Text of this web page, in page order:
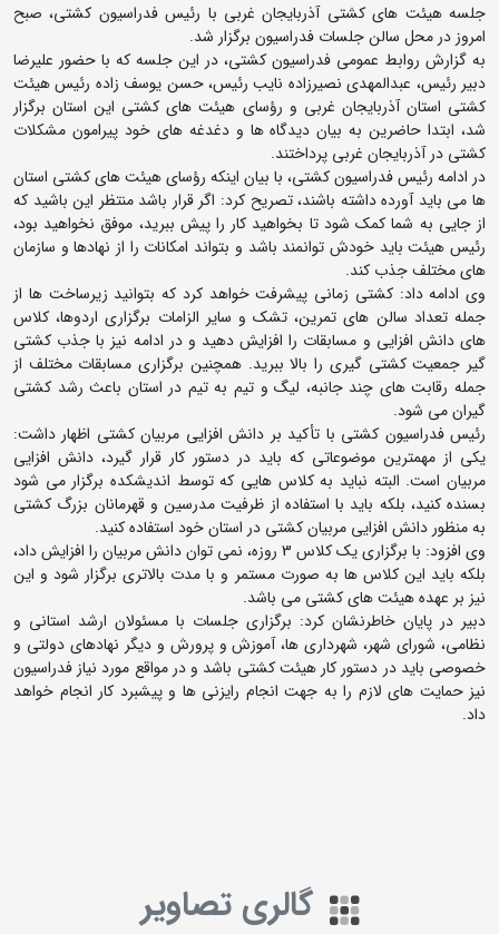
جلسه هیئت های کشتی آذربایجان غربی با رئیس فدراسیون کشتی، صبح
امروز در محل سالن جلسات فدراسیون برگزار شد.
به گزارش روابط عمومی فدراسیون کشتی،‌ در این جلسه که با حضور علیرضا
دبیر رئیس، عبدالمهدی نصیرزاده نایب رئیس، حسن یوسف زاده رئیس هیئت
کشتی استان آذربایجان غربی و رؤسای هیئت های کشتی این استان برگزار
شد، ابتدا حاضرین به بیان دیدگاه ها و دغدغه های خود پیرامون مشکلات
کشتی در آذربایجان غربی پرداختند.
در ادامه رئیس فدراسیون کشتی،‌ با بیان اینکه رؤسای هیئت های کشتی استان
ها می باید آورده داشته باشند، تصریح کرد: اگر قرار باشد منتظر این باشید که
از جایی به شما کمک شود تا بخواهید کار را پیش ببرید، موفق نخواهید بود،
رئیس هیئت باید خودش توانمند باشد و بتواند امکانات را از نهادها و سازمان
های مختلف جذب کند.
وی ادامه داد: کشتی زمانی پیشرفت خواهد کرد که بتوانید زیرساخت ها از
جمله تعداد سالن های تمرین،‌ تشک و سایر الزامات برگزاری اردوها، کلاس
های دانش افزایی و مسابقات را افزایش دهید و در ادامه نیز با جذب کشتی
گیر جمعیت کشتی گیری را بالا ببرید. همچنین برگزاری مسابقات مختلف از
جمله رقابت های چند جانبه، لیگ و تیم به تیم در استان باعث رشد کشتی
گیران می شود.
رئیس فدراسیون کشتی با تأکید بر دانش افزایی مربیان کشتی اظهار داشت:
یکی از مهمترین موضوعاتی که باید در دستور کار قرار گیرد، دانش افزایی
مربیان است. البته نباید به کلاس هایی که توسط اندیشکده برگزار می شود
بسنده کنید، بلکه باید با استفاده از ظرفیت مدرسین و قهرمانان بزرگ کشتی
به منظور دانش افزایی مربیان کشتی در استان خود استفاده کنید.
وی افزود: با برگزاری یک کلاس 3 روزه، نمی توان دانش مربیان را افزایش داد،‌
بلکه باید این کلاس ها به صورت مستمر و با مدت بالاتری برگزار شود و این
نیز بر عهده هیئت های کشتی می باشد.
دبیر در پایان خاطرنشان کرد: برگزاری جلسات با مسئولان ارشد استانی و
نظامی، شورای شهر،‌ شهرداری ها، آموزش و پرورش و دیگر نهادهای دولتی و
خصوصی باید در دستور کار هیئت کشتی باشد و در مواقع مورد نیاز فدراسیون
نیز حمایت های لازم را به جهت انجام رایزنی ها و پیشبرد کار انجام خواهد
داد.
گالری تصاویر